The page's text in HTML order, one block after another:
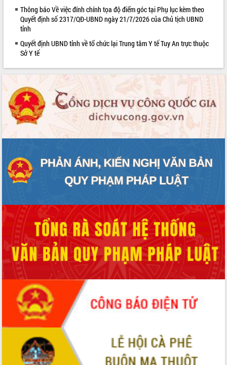
Bí thư Tỉnh ủy Lương Nguyễn Minh
Triết thăm, tặng quà người có công với
cách mạng
Rà soát, hoàn thiện hệ thống thiết chế
văn hóa, thể thao đáp ứng yêu cầu
phát triển mới
Thường trực HĐND tỉnh Đắk Lắk gặp
Minh
Lễ truy điệu và an táng hài cốt liệt sĩ
tại Nghĩa trang Liệt sĩ xã Sơn Hòa
Bàn giải pháp tháo gỡ khó khăn trong
xuất khẩu sầu riêng và triển khai quy
Thứ trưởng Bộ Nông nghiệp và Môi
trường Nguyễn Hoàng Hiệp khảo sát
vùng trồng và doanh nghiệp đóng gói
Trình diễn nghệ thuật chế biến các
món ăn từ sầu riêng
Đắk Lắk công bố Quy hoạch và xúc
tiến đầu tư tỉnh
Ngành cá ngừ Đắk Lắk chủ động thích
ứng để giữ vững thị trường xuất khẩu
Diễn đàn Kinh tế tư nhân Việt Nam đột
phá cơ chế - Hợp tác công tư
Đề án 06 tạo bước ngoặt đột phá trong
cải cách hành chính tỉnh Đắk Lắk
Kết nối tour, đẩy mạnh chuyển đổi số
để phát triển du lịch Đắk Lắk
Khởi động Dự án Đầu tư xây dựng hạ
tầng kỹ thuật Cụm công nghiệp Tân
LIÊN KẾT WEB
Thông báo Về việc đính chính tọa độ điểm góc tại Phụ lục kèm theo
Quyết định số 2317/QĐ-UBND ngày 21/7/2026 của Chủ tịch UBND
tỉnh
Quyết định UBND tỉnh về tổ chức lại Trung tâm Y tế Tuy An trực thuộc
Sở Y tế